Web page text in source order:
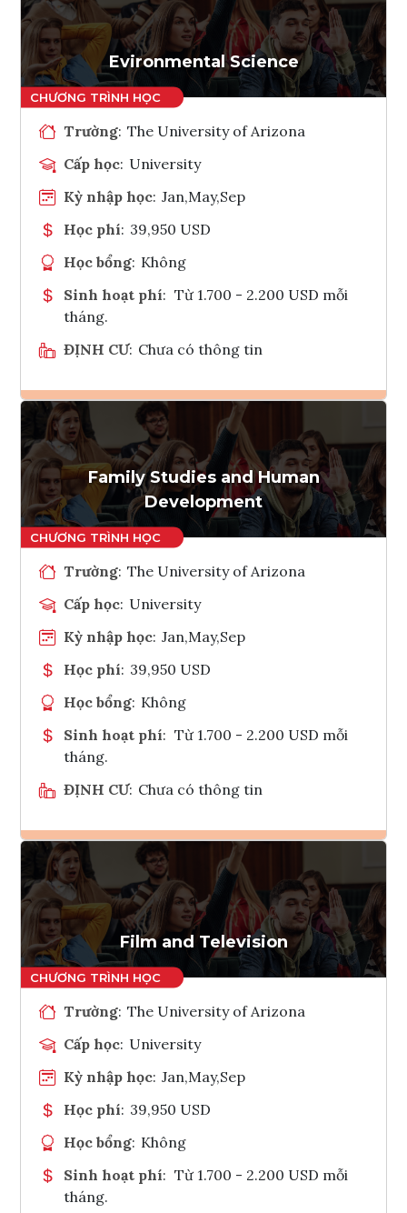
Tham vấn Interlink
Evironmental Science
Trường: The University of Arizona
Cấp học: University
Kỳ nhập học: Jan,May,Sep
Học phí: 39,950 USD
Học bổng: Không
Sinh hoạt phí: Từ 1.700 - 2.200 USD mỗi
tháng.
ĐỊNH CƯ: Chưa có thông tin
Ghi danh
Tham vấn Interlink
Family Studies and Human
Development
Trường: The University of Arizona
Cấp học: University
Kỳ nhập học: Jan,May,Sep
Học phí: 39,950 USD
Học bổng: Không
Sinh hoạt phí: Từ 1.700 - 2.200 USD mỗi
tháng.
ĐỊNH CƯ: Chưa có thông tin
Ghi danh
Tham vấn Interlink
Film and Television
Trường: The University of Arizona
Cấp học: University
Kỳ nhập học: Jan,May,Sep
Học phí: 39,950 USD
Học bổng: Không
Sinh hoạt phí: Từ 1.700 - 2.200 USD mỗi
tháng.